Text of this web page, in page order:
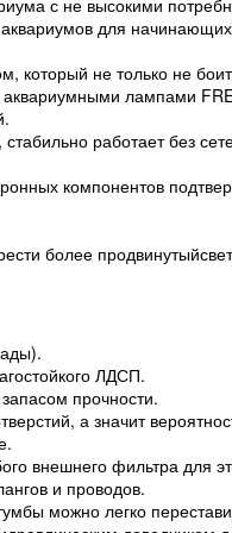
с не высокими
для
не только не
лампами
работает без
компонентов
более
ЛДСП.
прочности.
а значит
внешнего фильтра для
и проводов.
можно легко